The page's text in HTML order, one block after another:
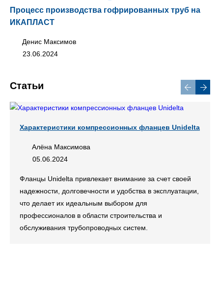
Процесс производства гофрированных труб на
ИКАПЛАСТ
Денис Максимов
23.06.2024
Статьи
Характеристики компрессионных фланцев Unidelta
Алёна Максимова
05.06.2024
Фланцы Unidelta привлекает внимание за счет своей
надежности, долговечности и удобства в эксплуатации,
что делает их идеальным выбором для
профессионалов в области строительства и
обслуживания трубопроводных систем.